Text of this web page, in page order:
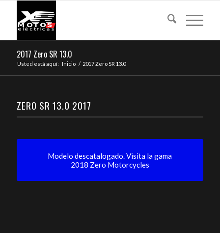
2017 Zero SR 13.0
Usted está aquí: Inicio / 2017 Zero SR 13.0
ZERO SR 13.0 2017
Modelo descatalogado. Visita la gama
2018 Zero Motorcycles